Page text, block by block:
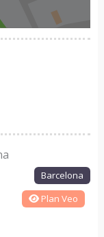
Barcelona
Plan Veo